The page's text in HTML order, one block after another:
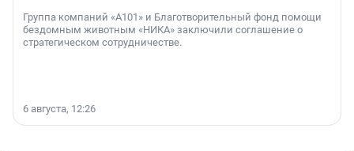
Группа компаний «А101» и Благотворительный фонд помощи
бездомным животным «НИКА» заключили соглашение о
стратегическом сотрудничестве.
6 августа, 12:26